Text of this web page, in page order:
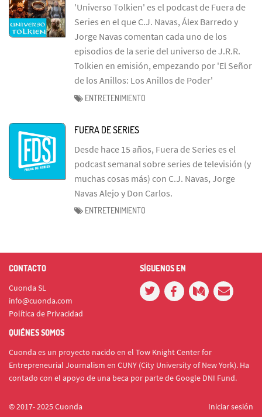
'Universo Tolkien' es el podcast de Fuera de
Series en el que C.J. Navas, Álex Barredo y
Jorge Navas comentan cada uno de los
episodios de la serie del universo de J.R.R.
Tolkien en emisión, empezando por 'El Señor
de los Anillos: Los Anillos de Poder'
ENTRETENIMIENTO
FUERA DE SERIES
Desde hace 15 años, Fuera de Series es el
podcast semanal sobre series de televisión (y
muchas cosas más) con C.J. Navas, Jorge
Navas Alejo y Don Carlos.
ENTRETENIMIENTO
CONTACTO
Cuonda SL
info@cuonda.com
Política de Privacidad
SÍGUENOS EN
QUIÉNES SOMOS
Cuonda es un proyecto nacido en el Tow Knight Center for
Entrepreneurial Journalism en CUNY (City University of New York). Ha
contado con el apoyo de una beca por parte de Google DNI Fund.
© 2017- 2025 Cuonda Iniciar sesión